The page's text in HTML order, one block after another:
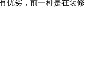
优劣，前一种是在装修